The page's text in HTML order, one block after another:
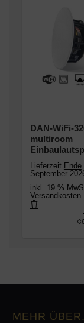
DAN-WiFi-
multiroom
Lieferzeit Ende
September
inkl. 19 %
Versandkosten
320 WLAN
MEHR